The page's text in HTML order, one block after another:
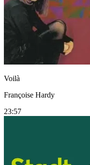
Voilà
Françoise Hardy
23:57